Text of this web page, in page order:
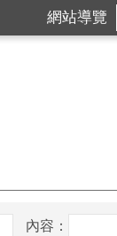
網站導覽
內容：